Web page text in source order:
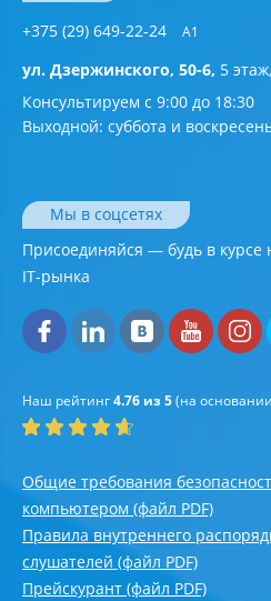
+375 (29) 649-22-24 А1
ул. Дзержинского, 50-6, 5
Консультируем с 9:00 до 18:30
Выходной: суббота и
Мы в соцсетях
Присоединяйся — будь в курсе
IT-рынка
Наш рейтинг4.76 из 5(на основании
Общие требования
компьютером (файл PDF)
Правила внутреннего
слушателей (файл PDF)
Прейскурант (файл PDF)